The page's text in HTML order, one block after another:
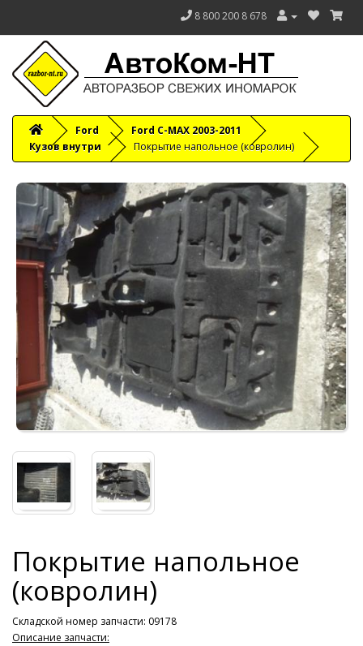
8 800 200 8 678
Ford
Ford C-MAX 2003-2011
Кузов внутри
Покрытие напольное (ковролин)
Покрытие напольное
(ковролин)
Складской номер запчасти: 09178
Описание запчасти: